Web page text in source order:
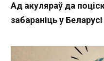
Ад акуляраў да
забараніць у Беларусі